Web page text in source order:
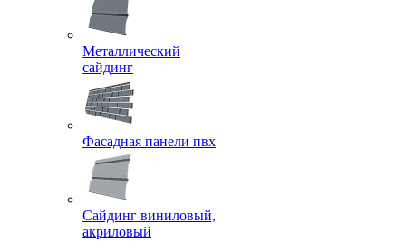
Металлический
сайдинг
Фасадная панели пвх
Сайдинг виниловый,
акриловый